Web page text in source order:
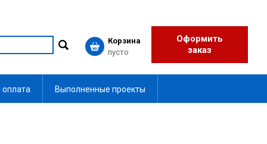
Корзина
пусто
Оформить
заказ
оплата Выполненные проекты